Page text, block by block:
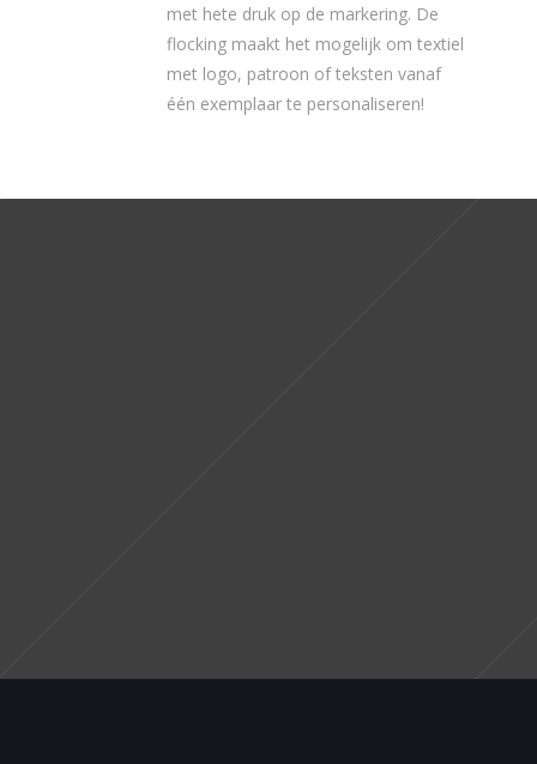
met hete druk op de markering. De
flocking maakt het mogelijk om textiel
met logo, patroon of teksten vanaf
één exemplaar te personaliseren!